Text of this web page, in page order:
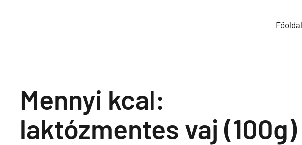
Főoldal
Mennyi kcal:
laktózmentes vaj (100g)